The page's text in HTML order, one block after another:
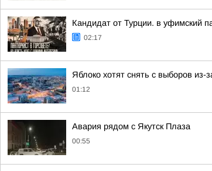
Кандидат от Турции. в уфимский
02:17
Яблоко хотят снять с выборов
01:12
Авария рядом с Якутск Плаза
00:55